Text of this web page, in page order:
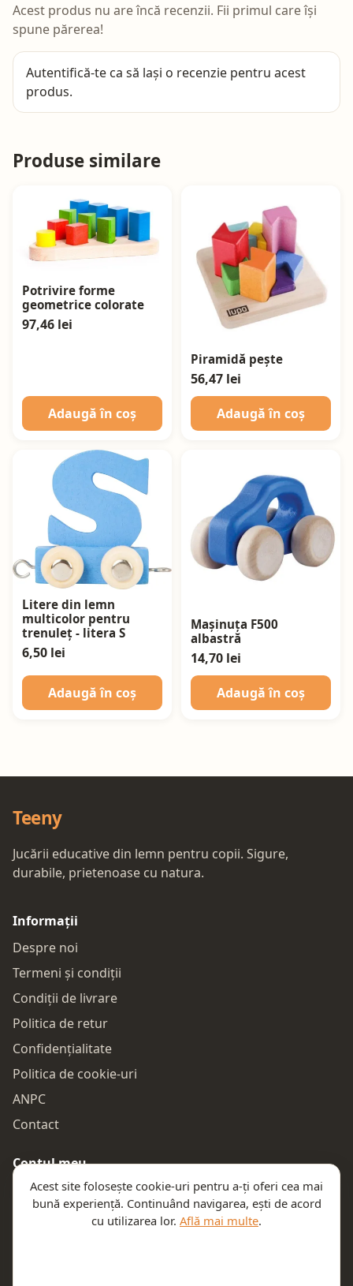
Acest produs nu are încă recenzii. Fii primul care își
spune părerea!
Autentifică-te ca să lași o recenzie pentru acest
produs.
Produse similare
Potrivire forme
geometrice colorate
97,46 lei
Adaugă în coș
Piramidă pește
56,47 lei
Adaugă în coș
Litere din lemn
multicolor pentru
trenuleț - litera S
6,50 lei
Adaugă în coș
Mașinuța F500
albastră
14,70 lei
Adaugă în coș
Teeny
Jucării educative din lemn pentru copii. Sigure,
durabile, prietenoase cu natura.
Informații
Despre noi
Termeni și condiții
Condiții de livrare
Politica de retur
Confidențialitate
Politica de cookie-uri
ANPC
Contact
Contul meu
Autentificare
Comenzile mele
Acest site folosește cookie-uri pentru a-ți oferi cea mai
bună experiență. Continuând navigarea, ești de acord
cu utilizarea lor. Află mai multe.